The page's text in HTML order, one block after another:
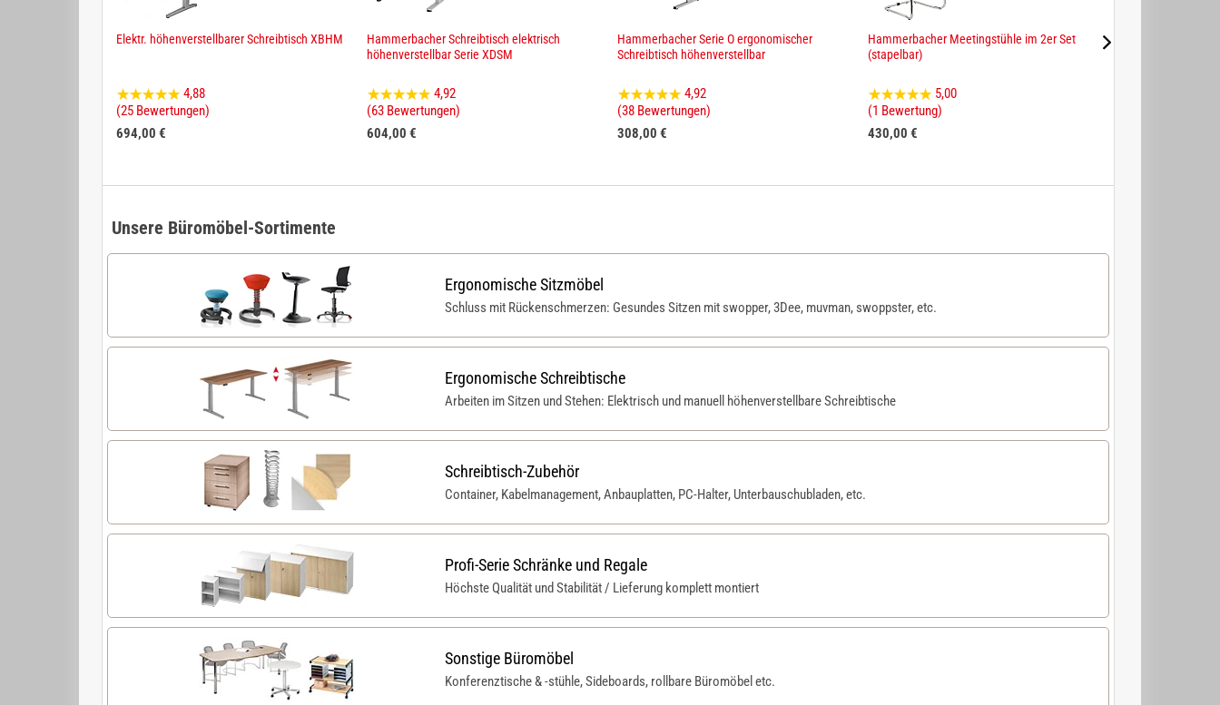
Elektr. höhenverstellbarer Schreibtisch XBHM
4,88
(25 Bewertungen)
694,00 €
Hammerbacher Schreibtisch elektrisch
höhenverstellbar Serie XDSM
4,92
(63 Bewertungen)
604,00 €
Hammerbacher Serie O ergonomischer
Schreibtisch höhenverstellbar
4,92
(38 Bewertungen)
308,00 €
Hammerbacher Meetingstühle im 2er Set
(stapelbar)
5,00
(1 Bewertung)
430,00 €
Unsere Büromöbel-Sortimente
Ergonomische Sitzmöbel
Schluss mit Rückenschmerzen: Gesundes Sitzen mit swopper, 3Dee, muvman, swoppster, etc.
Ergonomische Schreibtische
Arbeiten im Sitzen und Stehen: Elektrisch und manuell höhenverstellbare Schreibtische
Schreibtisch-Zubehör
Container, Kabelmanagement, Anbauplatten, PC-Halter, Unterbauschubladen, etc.
Profi-Serie Schränke und Regale
Höchste Qualität und Stabilität / Lieferung komplett montiert
Sonstige Büromöbel
Konferenztische & -stühle, Sideboards, rollbare Büromöbel etc.